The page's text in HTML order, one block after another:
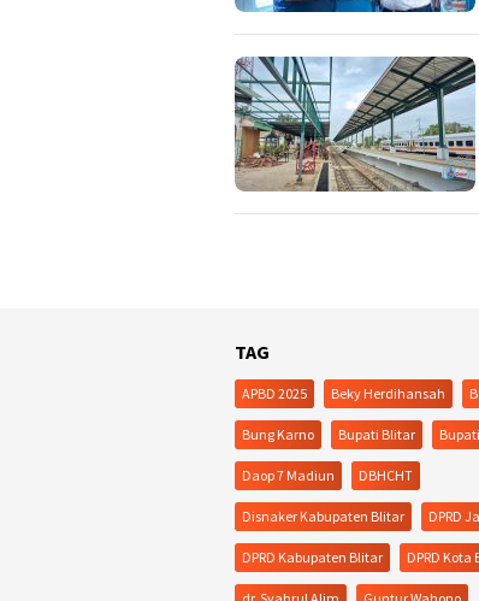
TAG
APBD 2025 Beky Herdihansah
Bung Karno Bupati Blitar
Daop 7 Madiun DBHCHT
Disnaker Kabupaten Blitar DPRD
DPRD Kabupaten Blitar DPRD Kota